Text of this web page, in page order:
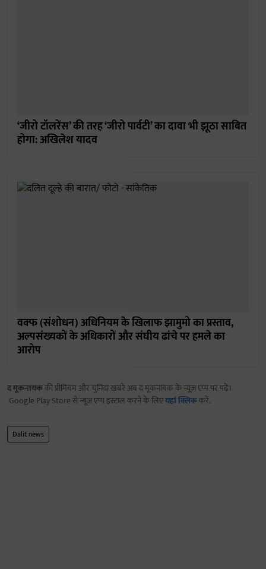
‘जीरो टॉलरेंस’ की तरह ‘जीरो पार्वटी’ का दावा भी झूठा साबित
होगा: अखिलेश यादव
वक्फ (संशोधन) अधिनियम के खिलाफ झामुमो का प्रस्ताव,
अल्पसंख्यकों के अधिकारों और संघीय ढांचे पर हमले का
आरोप
द मूकनायककी प्रीमियम और चुनिंदा खबरें अब द मूकनायक के न्यूज़ एप्प पर पढ़ें।
Google Play Store से न्यूज़ एप्प इंस्टाल करने के लिएयहां क्लिककरें.
Dalit news